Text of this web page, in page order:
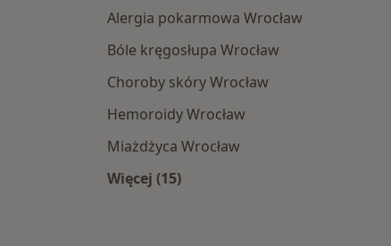
Alergia pokarmowa Wrocław
Bóle kręgosłupa Wrocław
Choroby skóry Wrocław
Hemoroidy Wrocław
Miażdżyca Wrocław
Więcej (15)